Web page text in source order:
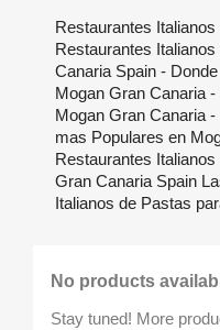
Restaurantes
Restaurantes
Canaria Spain -
Mogan Gran Canaria
Mogan Gran Canaria
mas Populares en
Restaurantes
Gran Canaria Spain
Italianos de Pastas
No products
Stay tuned! More